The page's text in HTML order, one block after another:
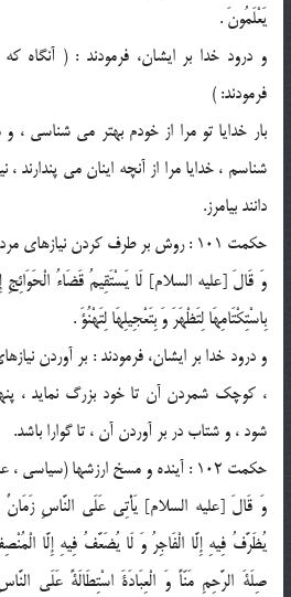
يَعْلَمُونَ .
و درود خدا بر ایشان، فرمودند : ( آنگاه
فرمودند: )
بار خدايا تو مرا از خودم بهتر مى شناسى ،
شناسم ، خدايا مرا از آنچه اينان مى پندارند ،
دانند بيامرز.
حكمت 101 : روش بر طرف كردن نيازهاى مردم(اخلاقى، اجتماعى)
وَ قَالَ [عليه السلام] لَا يَسْتَقِيمُ قَضَاءُ الْحَوَائِجِ
بِاسْتِكْتَامِهَا لِتَظْهَرَ وَ بِتَعْجِيلِهَا لِتَهْنُؤَ .
و درود خدا بر ایشان، فرمودند : بر آوردن
، كوچك شمردن آن تا خود بزرگ نمايد ،
شود ، و شتاب در بر آوردن آن ، تا گوارا باشد.
حكمت 102 : آينده و مسخ ارزشها (سياسى ، علمى ، تاريخى)
وَ قَالَ [عليه السلام] يَأْتِى عَلَى النَّاسِ زَمَانٌ
يُظَرَّفُ فِيهِ إِلَّا الْفَاجِرُ وَ لَا يُضَعَّفُ فِيهِ إِلَّا
صِلَةَ الرَّحِمِ مَنّاً وَ الْعِبَادَةَ اسْتِطَالَةً عَلَى